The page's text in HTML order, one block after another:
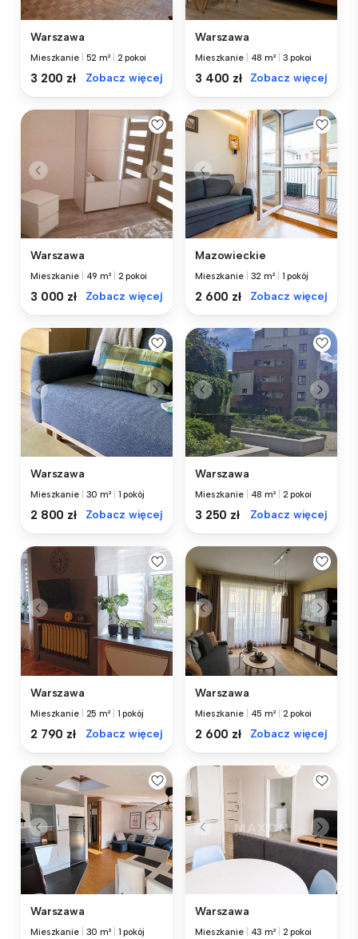
Warszawa
Mieszkanie 52 m² 2 pokoi
3 200 zł Zobacz więcej
Warszawa
Mieszkanie 48 m² 3 pokoi
3 400 zł Zobacz więcej
Warszawa
Mieszkanie 49 m² 2 pokoi
3 000 zł Zobacz więcej
Mazowieckie
Mieszkanie 32 m² 1 pokój
2 600 zł Zobacz więcej
Warszawa
Mieszkanie 30 m² 1 pokój
2 800 zł Zobacz więcej
Warszawa
Mieszkanie 48 m² 2 pokoi
3 250 zł Zobacz więcej
Warszawa
Mieszkanie 25 m² 1 pokój
2 790 zł Zobacz więcej
Warszawa
Mieszkanie 45 m² 2 pokoi
2 600 zł Zobacz więcej
Warszawa
Mieszkanie 30 m² 1 pokój
Warszawa
Mieszkanie 43 m² 2 pokoi